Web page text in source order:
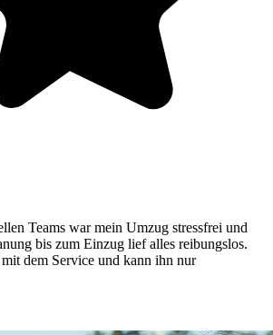
Teams war mein Umzug stressfrei und
bis zum Einzug lief alles reibungslos.
dem Service und kann ihn nur